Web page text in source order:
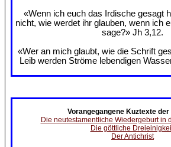
«Wenn ich euch das Irdische gesagt
nicht, wie werdet ihr glauben, wenn ich
sage?» Jh 3,12.
«Wer an mich glaubt, wie die Schrift
Leib werden Ströme lebendigen
Vorangegangene Kuztexte der
Die neutestamentliche Wiedergeburt in
Die göttliche
Der Antichrist